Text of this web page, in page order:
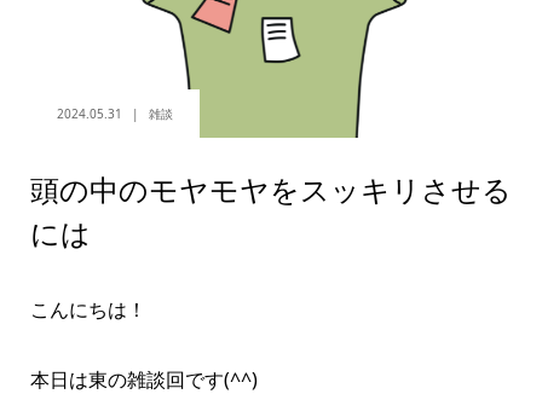
2024.05.31 雑談
頭の中のモヤモヤをスッキリさせる
には
こんにちは！
本日は東の雑談回です(^^)